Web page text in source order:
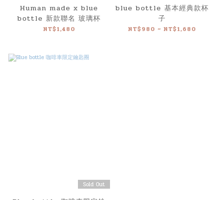
Human made x blue
bottle 新款聯名 玻璃杯
NT$1,480
blue bottle 基本經典款杯
子
NT$980 ~ NT$1,680
Sold Out